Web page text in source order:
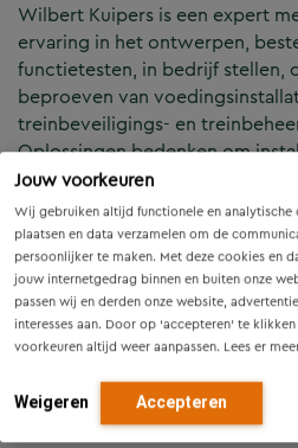
Jouw voorkeuren
Wij gebruiken altijd functionele en
plaatsen en data verzamelen om de
persoonlijker te maken. Met deze cookies en
jouw internetgedrag binnen en buiten onze
passen wij en derden onze website,
interesses aan. Door op ‘accepteren’ te
voorkeuren altijd weer aanpassen. Lees er
Weigeren Accepteren
Wilbert Kuipers is een expert
ervaring in het ontwerpen,
functietesten, in bedrijf stellen,
beproeven van
treinbeveiligings- en
Oplossingen bedenken om
terwijl de ‘winkel’ open blijft,
grootste uitdaging. Samen met
komt hij steeds weer tot
technisch complexe projecten.
Kennisgebieden
Energie